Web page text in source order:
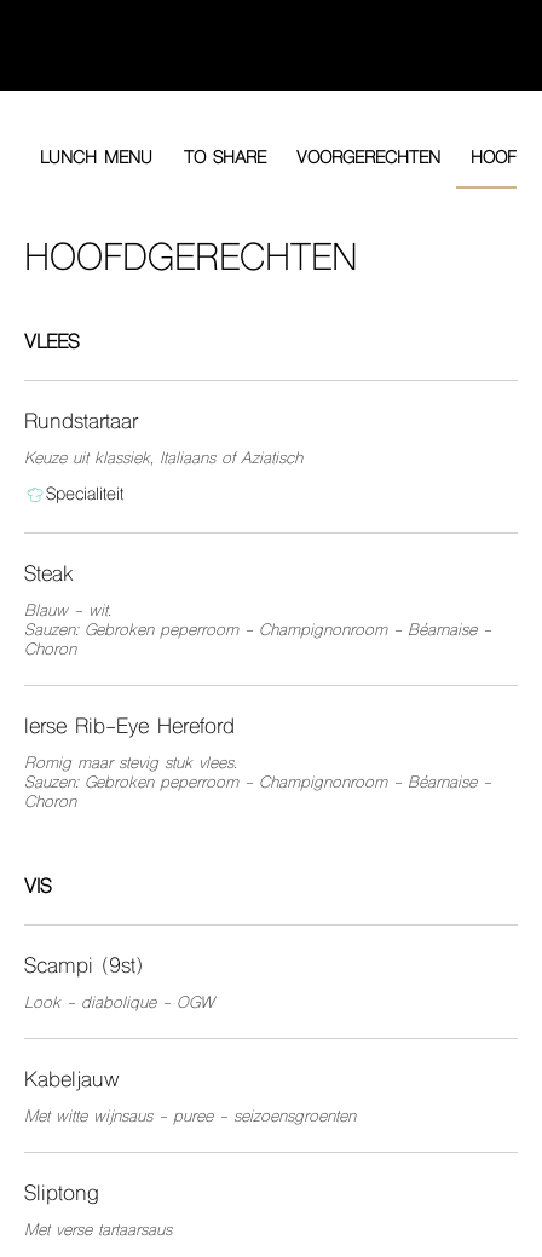
LUNCH MENU TO SHARE VOORGERECHTEN
HOOFDGERECHTEN
VLEES
Rundstartaar
Keuze uit klassiek, Italiaans of Aziatisch
Specialiteit
Steak
Blauw - wit.
Sauzen: Gebroken peperroom - Champignonroom - Béarnaise -
Choron
Ierse Rib-Eye Hereford
Romig maar stevig stuk vlees.
Sauzen: Gebroken peperroom - Champignonroom - Béarnaise -
Choron
VIS
Scampi (9st)
Look - diabolique - OGW
Kabeljauw
Met witte wijnsaus - puree - seizoensgroenten
Sliptong
Met verse tartaarsaus